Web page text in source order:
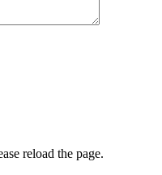
reload the page.